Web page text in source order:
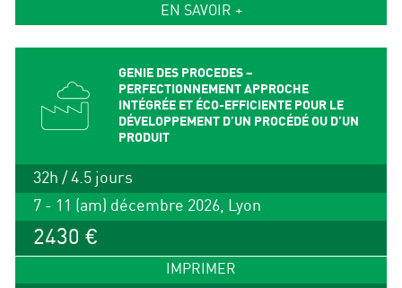
EN SAVOIR +
GENIE DES PROCEDES –
PERFECTIONNEMENT APPROCHE
INTÉGRÉE ET ÉCO-EFFICIENTE POUR LE
DÉVELOPPEMENT D’UN PROCÉDÉ OU D’UN
PRODUIT
32h / 4.5 jours
7 - 11 (am) décembre 2026, Lyon
2430 €
IMPRIMER